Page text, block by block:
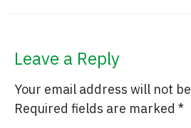
Leave a Reply
Your email address will not
Required fields are marked *